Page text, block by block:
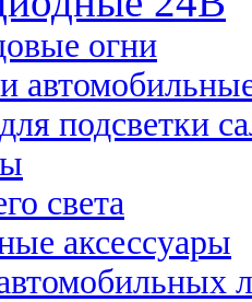
огни
подсветки
света
аксессуары